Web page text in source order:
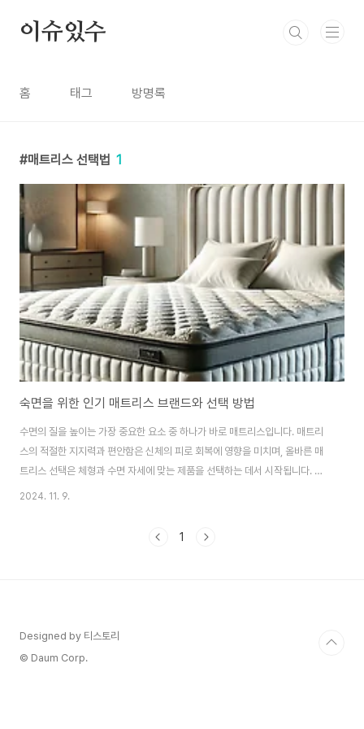
이슈있수
홈 태그 방명록
매트리스 선택법 1
숙면을 위한 인기 매트리스 브랜드와 선택 방법
수면의 질을 높이는 가장 중요한 요소 중 하나가 바로 매트리스입니다. 매트리
스의 적절한 지지력과 편안함은 신체의 피로 회복에 영향을 미치며, 올바른 매
트리스 선택은 체형과 수면 자세에 맞는 제품을 선택하는 데서 시작됩니다. 매
트리스는 소재와 구조, 그리고 브랜드에 따라 품질과 기능이 다르기 때문에 신
라 다양한 체험 서비스와 장기간의 보증 서비스를 제공하여 신뢰를 얻고 있습
2024. 11. 9.
1
Designed by 티스토리
© Daum Corp.